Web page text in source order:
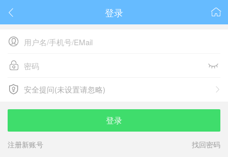
 
登录

 
 
安全提问(未设置请忽略)
安全提问(未设置请忽略)
登录
注册新账号
找回密码